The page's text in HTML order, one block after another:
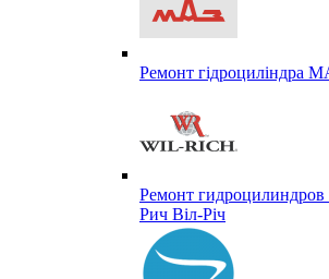
Ремонт гідроциліндра
Ремонт
Рич Віл-Річ